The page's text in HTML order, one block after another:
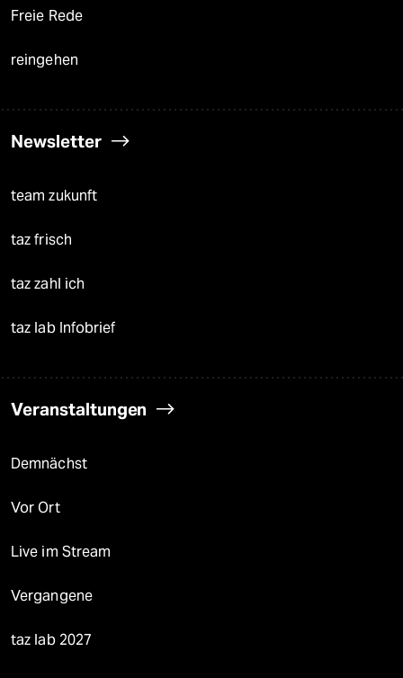
Freie Rede
reingehen
Newsletter
team zukunft
taz frisch
taz zahl ich
taz lab Infobrief
Veranstaltungen
Demnächst
Vor Ort
Live im Stream
Vergangene
taz lab 2027